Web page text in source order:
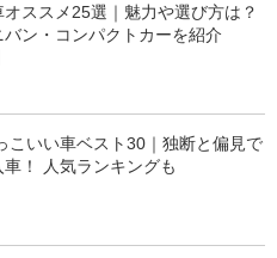
ススメ25選｜魅力や選び方は？
ン・コンパクトカーを紹介
こいい車ベスト30｜独断と偏見で
！ 人気ランキングも